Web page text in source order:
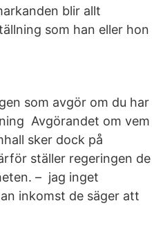
blir allt
som han eller hon
som avgör om du har
Avgörandet om vem
sker dock på
ställer regeringen de
– jag inget
inkomst de säger att